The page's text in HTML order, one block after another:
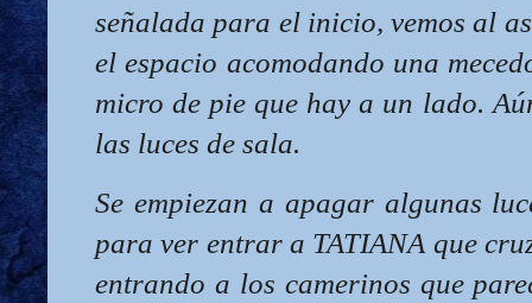
señalada para el inicio, vemos al
el espacio acomodando una
micro de pie que hay a un lado.
las luces de sala.
Se empiezan a apagar algunas
para ver entrar a TATIANA que
entrando a los camerinos que